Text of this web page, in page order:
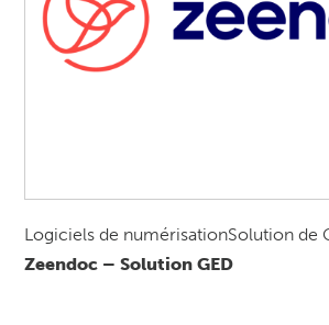
Logiciels de numérisationSolution de
Zeendoc – Solution GED